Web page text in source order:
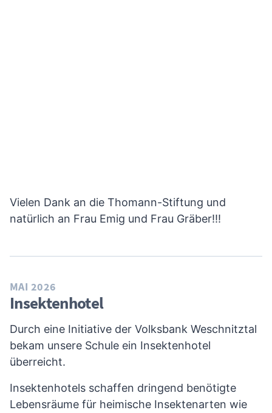
Vielen Dank an die Thomann-Stiftung und
natürlich an Frau Emig und Frau Gräber!!!
MAI 2026
Insektenhotel
Durch eine Initiative der Volksbank Weschnitztal
bekam unsere Schule ein Insektenhotel
überreicht.
Insektenhotels schaffen dringend benötigte
Lebensräume für heimische Insektenarten wie